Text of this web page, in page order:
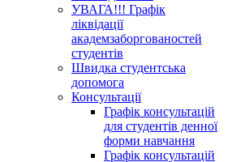
УВАГА!!! Графік
ліквідації
академзаборгованостей
студентів
Швидка студентська
допомога
Консультації
Графік консультацій
для студентів денної
форми навчання
Графік консультацій